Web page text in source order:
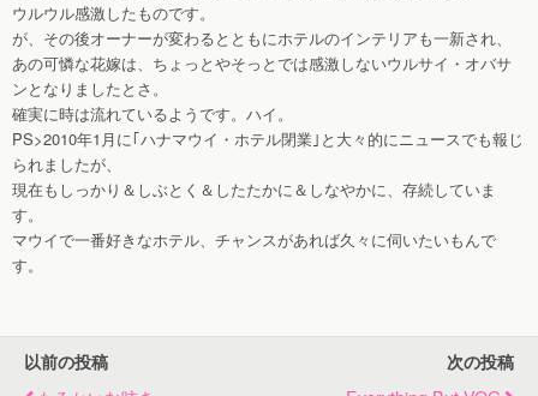
ウルウル感激したものです。
が、その後オーナーが変わるとともにホテルのインテリアも一新され、
あの可憐な花嫁は、ちょっとやそっとでは感激しないウルサイ・オバサ
ンとなりましたとさ。
確実に時は流れているようです。ハイ。
PS>2010年1月に｢ハナマウイ・ホテル閉業｣と大々的にニュースでも報じ
られましたが、
現在もしっかり＆しぶとく＆したたかに＆しなやかに、存続していま
す。
マウイで一番好きなホテル、チャンスがあれば久々に伺いたいもんで
す。
以前の投稿 次の投稿